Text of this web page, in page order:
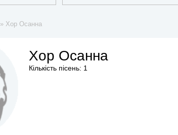
» Хор Осанна
Хор Осанна
Кількість пісень: 1